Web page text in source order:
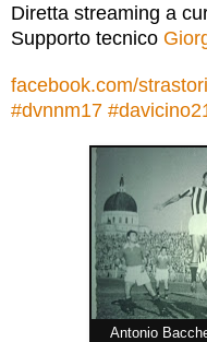
Diretta streaming a
Supporto tecnico
facebook.com/
#dvnnm17 #
Antonio